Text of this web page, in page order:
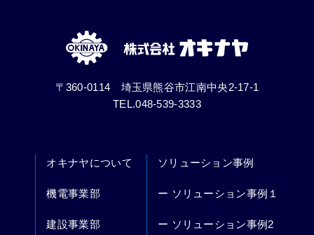
〒360-0114 埼玉県熊谷市江南中央2-17-1
TEL.048-539-3333
オキナヤについて
機電事業部
建設事業部
ソリューション事例
ー ソリューション事例１
ー ソリューション事例2